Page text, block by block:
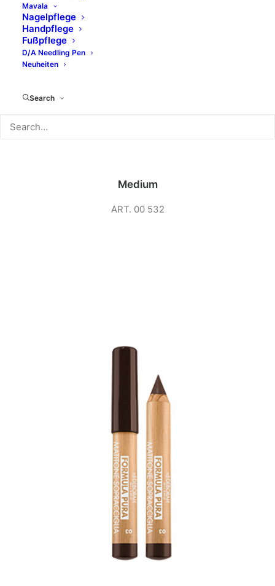
Mavala
Nagelpflege
Handpflege
Fußpflege
D/A Needling Pen
Neuheiten
Search
Medium
ART. 00 532